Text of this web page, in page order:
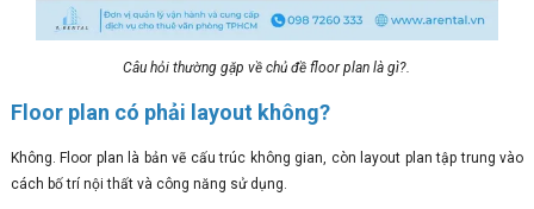
Câu hỏi thường gặp về chủ đề floor plan là gì?.
Floor plan có phải layout không?
Không. Floor plan là bản vẽ cấu trúc không gian, còn layout plan tập trung vào
cách bố trí nội thất và công năng sử dụng.